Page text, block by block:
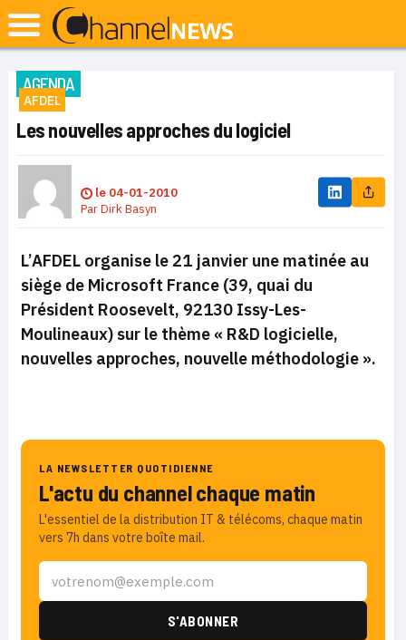
AGENDA
AFDEL
Les nouvelles approches du logiciel
le 04-01-2010
ParDirk Basyn
L’AFDEL organise le 21 janvier une matinée au
siège de Microsoft France (39, quai du
Président Roosevelt, 92130 Issy-Les-
Moulineaux) sur le thème « R&D logicielle,
nouvelles approches, nouvelle méthodologie ».
LA NEWSLETTER QUOTIDIENNE
L'actu du channel chaque matin
L'essentiel de la distribution IT & télécoms, chaque matin
vers 7h dans votre boîte mail.